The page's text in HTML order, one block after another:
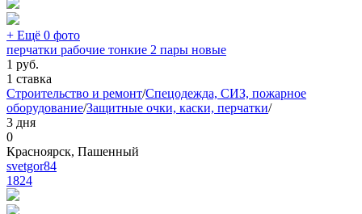
+ Ещё 0 фото
перчатки рабочие тонкие 2 пары новые
1 руб.
1 ставка
Строительство и ремонт/Спецодежда, СИЗ, пожарное
оборудование/Защитные очки, каски, перчатки/
3 дня
0
Красноярск, Пашенный
svetgor84
1824